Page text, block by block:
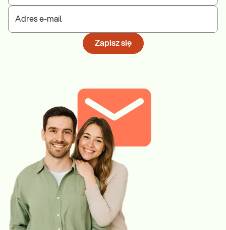
Adres e-mail
Zapisz się